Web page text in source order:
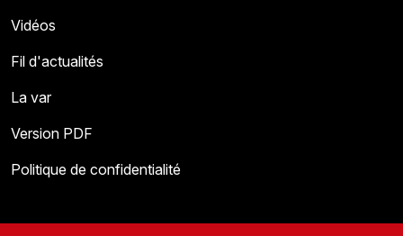
Vidéos
Fil d'actualités
La var
Version PDF
Politique de confidentialité